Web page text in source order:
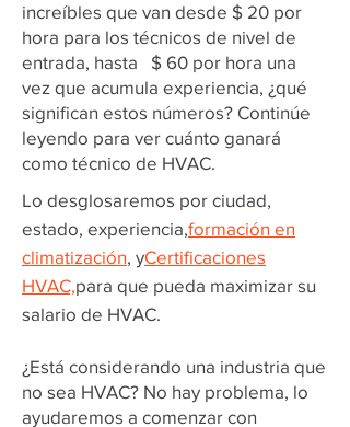
increíbles que van desde $ 20 por
hora para los técnicos de nivel de
entrada, hasta $ 60 por hora una
vez que acumula experiencia, ¿qué
significan estos números? Continúe
leyendo para ver cuánto ganará
como técnico de HVAC.
Lo desglosaremos por ciudad,
estado, experiencia,formación en
climatización, yCertificaciones
HVAC,para que pueda maximizar su
salario de HVAC.
¿Está considerando una industria que
no sea HVAC? No hay problema, lo
ayudaremos a comenzar con